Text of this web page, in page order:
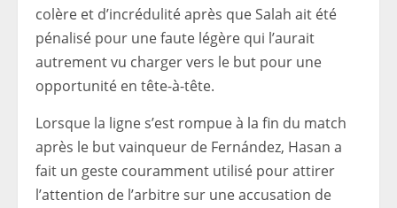
colère et d’incrédulité après que Salah ait été
pénalisé pour une faute légère qui l’aurait
autrement vu charger vers le but pour une
opportunité en tête-à-tête.
Lorsque la ligne s’est rompue à la fin du match
après le but vainqueur de Fernández, Hasan a
fait un geste couramment utilisé pour attirer
l’attention de l’arbitre sur une accusation de